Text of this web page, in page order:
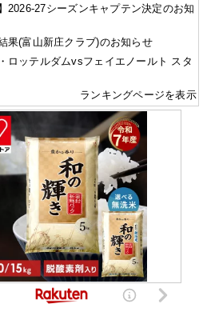
2026-27シーズンキャプテン決定のお知
果(富山新庄クラブ)のお知らせ
ロッテルダムvsフェイエノールト スタ
ランキングページを表示